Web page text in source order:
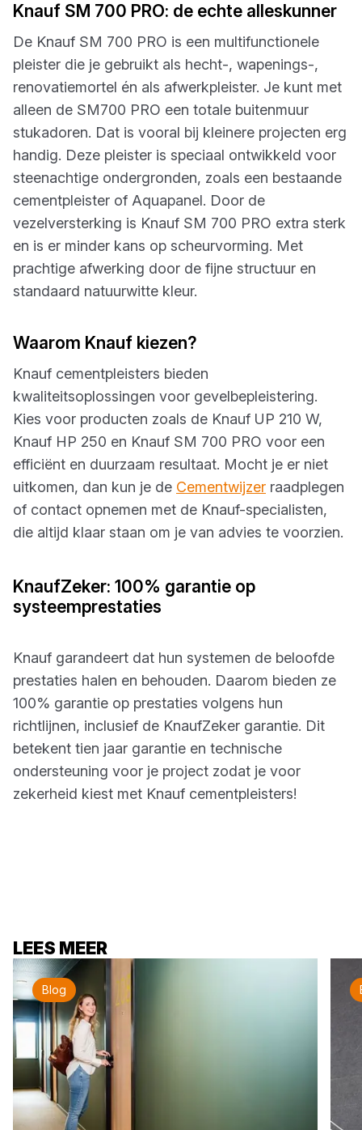
Knauf SM 700 PRO: de echte alleskunner
De Knauf SM 700 PRO is een multifunctionele
pleister die je gebruikt als hecht-, wapenings-,
renovatiemortel én als afwerkpleister. Je kunt met
alleen de SM700 PRO een totale buitenmuur
stukadoren. Dat is vooral bij kleinere projecten erg
handig. Deze pleister is speciaal ontwikkeld voor
steenachtige ondergronden, zoals een bestaande
cementpleister of Aquapanel. Door de
vezelversterking is Knauf SM 700 PRO extra sterk
en is er minder kans op scheurvorming. Met
prachtige afwerking door de fijne structuur en
standaard natuurwitte kleur.
Waarom Knauf kiezen?
Knauf cementpleisters bieden
kwaliteitsoplossingen voor gevelbepleistering.
Kies voor producten zoals de Knauf UP 210 W,
Knauf HP 250 en Knauf SM 700 PRO voor een
efficiënt en duurzaam resultaat. Mocht je er niet
uitkomen, dan kun je de Cementwijzer raadplegen
of contact opnemen met de Knauf-specialisten,
die altijd klaar staan om je van advies te voorzien.
KnaufZeker: 100% garantie op
systeemprestaties
Knauf garandeert dat hun systemen de beloofde
prestaties halen en behouden. Daarom bieden ze
100% garantie op prestaties volgens hun
richtlijnen, inclusief de KnaufZeker garantie. Dit
betekent tien jaar garantie en technische
ondersteuning voor je project zodat je voor
zekerheid kiest met Knauf cementpleisters!
LEES MEER
Blog